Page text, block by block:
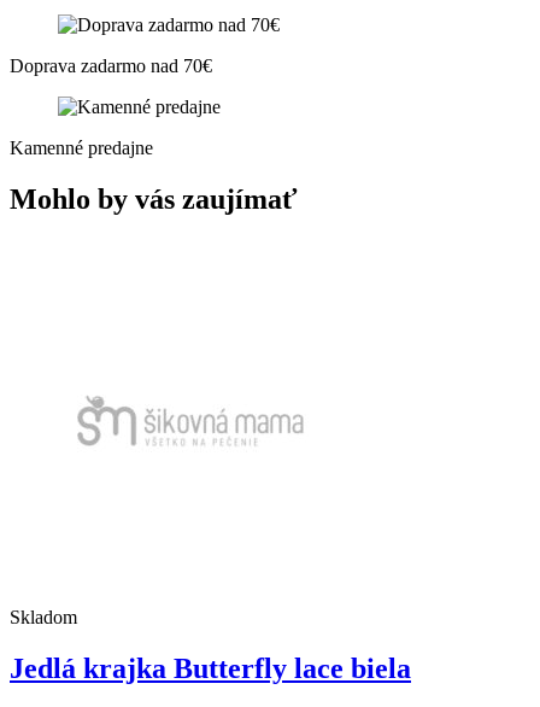
Doprava zadarmo nad 70€
Kamenné predajne
Mohlo by vás zaujímať
Skladom
Jedlá krajka Butterfly lace biela